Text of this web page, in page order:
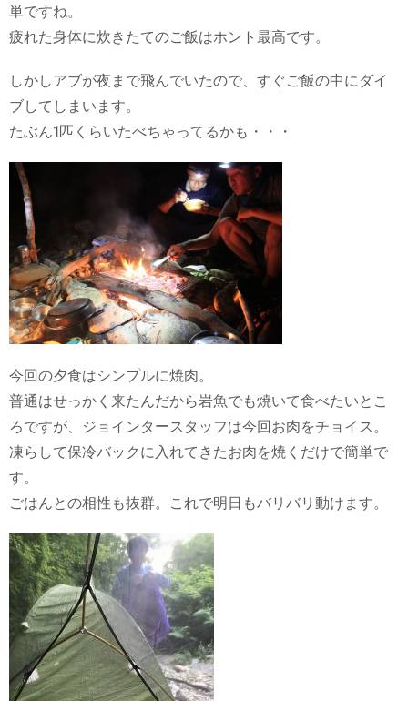
単ですね。
疲れた身体に炊きたてのご飯はホント最高です。
しかしアブが夜まで飛んでいたので、すぐご飯の中にダイ
ブしてしまいます。
たぶん1匹くらいたべちゃってるかも・・・
今回の夕食はシンプルに焼肉。
普通はせっかく来たんだから岩魚でも焼いて食べたいとこ
ろですが、ジョインタースタッフは今回お肉をチョイス。
凍らして保冷バックに入れてきたお肉を焼くだけで簡単で
す。
ごはんとの相性も抜群。これで明日もバリバリ動けます。